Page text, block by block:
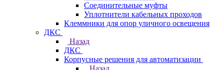
Соединительные муфты
Уплотнители кабельных проходов
Клеммники для опор уличного освещения
ДКС
Назад
ДКС
Корпусные решения для автоматизации
Назад